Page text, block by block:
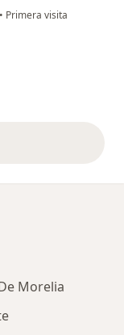
• Primera visita
anteriores
Morelia